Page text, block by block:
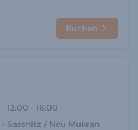
Buchen
- 12:00 - 16:00
- Sassnitz / Neu Mukran